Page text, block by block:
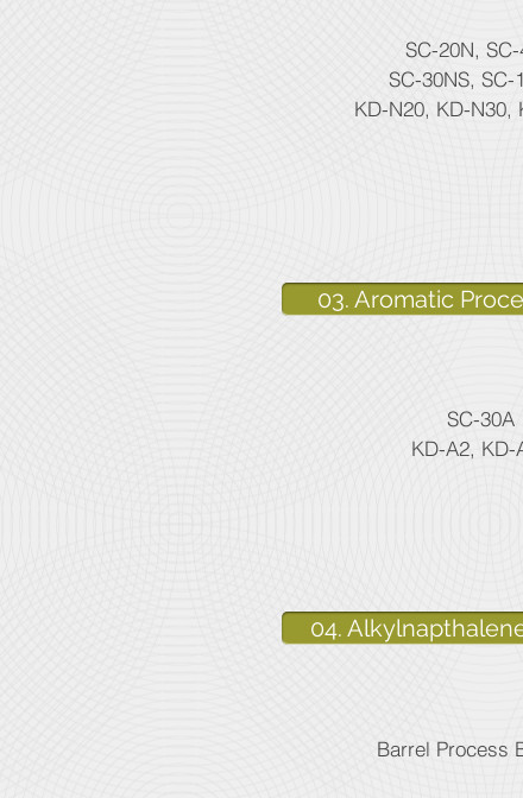
SC-20N,
SC-30NS, SC-
KD-N20, KD-N30,
03. Aromatic
SC-30A
KD-A2, KD-
04.
Barrel Process